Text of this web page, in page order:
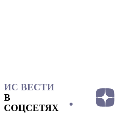
ИС ВЕСТИ
В
СОЦСЕТЯХ